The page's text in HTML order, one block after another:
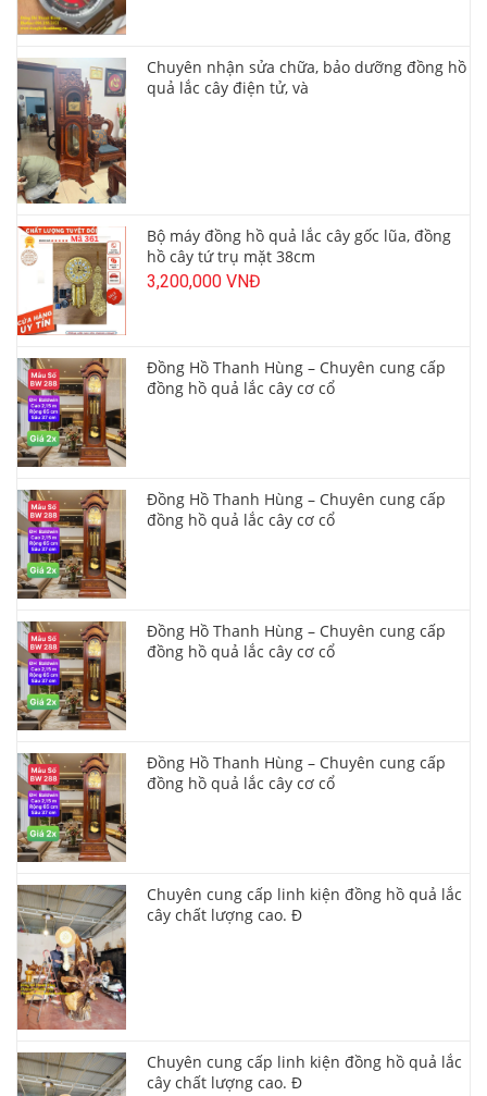
Chuyên nhận sửa chữa, bảo dưỡng đồng hồ
quả lắc cây điện tử, và
Bộ máy đồng hồ quả lắc cây gốc lũa, đồng
hồ cây tứ trụ mặt 38cm
3,200,000 VNĐ
Đồng Hồ Thanh Hùng – Chuyên cung cấp
đồng hồ quả lắc cây cơ cổ
Đồng Hồ Thanh Hùng – Chuyên cung cấp
đồng hồ quả lắc cây cơ cổ
Đồng Hồ Thanh Hùng – Chuyên cung cấp
đồng hồ quả lắc cây cơ cổ
Đồng Hồ Thanh Hùng – Chuyên cung cấp
đồng hồ quả lắc cây cơ cổ
Chuyên cung cấp linh kiện đồng hồ quả lắc
cây chất lượng cao. Đ
Chuyên cung cấp linh kiện đồng hồ quả lắc
cây chất lượng cao. Đ